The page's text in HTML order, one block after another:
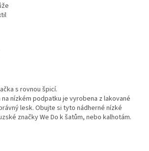
s rovnou špicí.
nízkém podpatku je vyrobena z lakované
lesk. Obujte si tyto nádherné nízké
značky We Do k šatům, nebo kalhotám.